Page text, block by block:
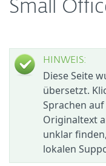
Small
HINWEIS:
Diese Seite
übersetzt.
Sprachen
Originaltext
unklar
lokalen